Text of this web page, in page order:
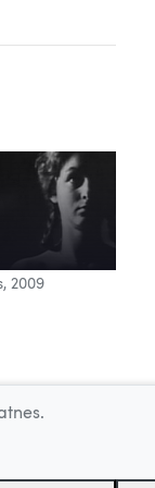
2009